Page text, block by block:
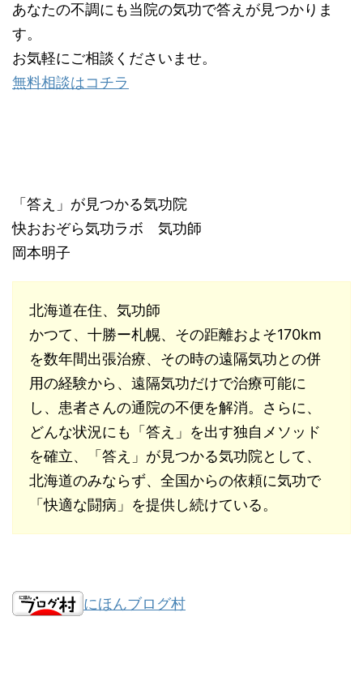
あなたの不調にも当院の気功で答えが見つかりま
す。
お気軽にご相談くださいませ。
無料相談はコチラ
「答え」が見つかる気功院
快おおぞら気功ラボ 気功師
岡本明子
北海道在住、気功師
かつて、十勝ー札幌、その距離およそ170km
を数年間出張治療、その時の遠隔気功との併
用の経験から、遠隔気功だけで治療可能に
し、患者さんの通院の不便を解消。さらに、
どんな状況にも「答え」を出す独自メソッド
を確立、「答え」が見つかる気功院として、
北海道のみならず、全国からの依頼に気功で
「快適な闘病」を提供し続けている。
にほんブログ村